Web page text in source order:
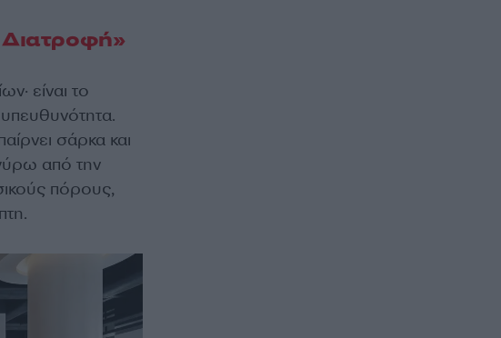
είναι το
σάρκα και
από την
πόρους,